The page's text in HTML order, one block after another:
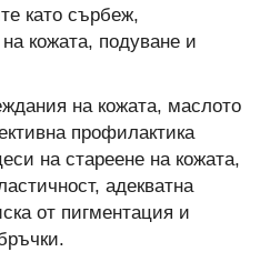
като сърбеж,
кожата, подуване и
на кожата, маслото
профилактика
на стареене на кожата,
адекватна
от пигментация и